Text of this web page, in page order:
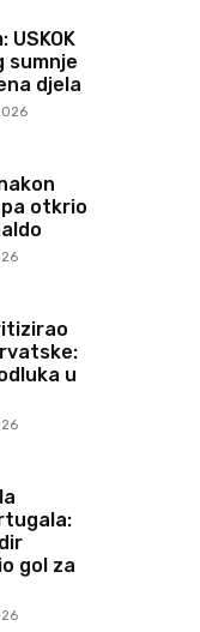
USKOK
sumnje
djela
otkrio
u
gol za